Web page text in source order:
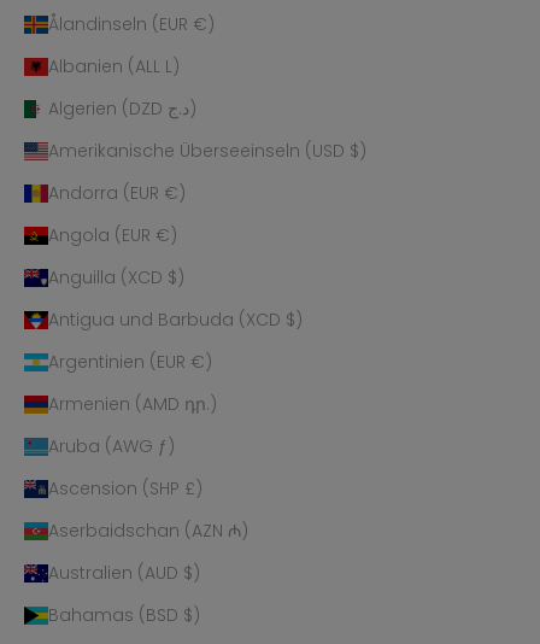
Ålandinseln (EUR €)
Albanien (ALL L)
Algerien (DZD د.ج)
Amerikanische Überseeinseln (USD $)
Andorra (EUR €)
Angola (EUR €)
Anguilla (XCD $)
Antigua und Barbuda (XCD $)
Argentinien (EUR €)
Armenien (AMD դր.)
Aruba (AWG ƒ)
Ascension (SHP £)
Aserbaidschan (AZN ₼)
Australien (AUD $)
Bahamas (BSD $)